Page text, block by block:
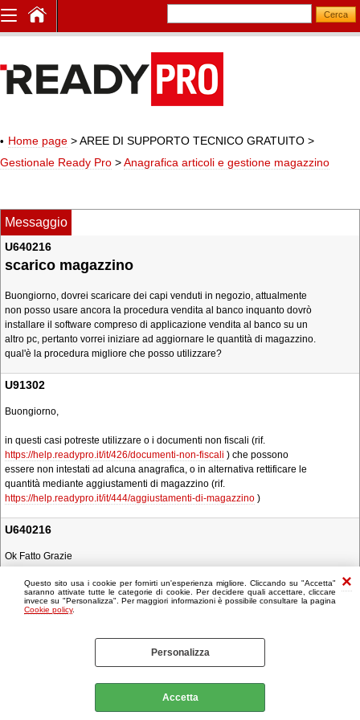
Questo sito usa i cookie per fornirti un'esperienza migliore. Cliccando su "Accetta"
saranno attivate tutte le categorie di cookie. Per decidere quali accettare, cliccare
invece su "Personalizza". Per maggiori informazioni è possibile consultare la pagina
Cookie policy.
Personalizza
Accetta
Home page > AREE DI SUPPORTO TECNICO GRATUITO >
Gestionale Ready Pro >Anagrafica articoli e gestione magazzino
Messaggio
U640216
scarico magazzino
Buongiorno, dovrei scaricare dei capi venduti in negozio, attualmente
non posso usare ancora la procedura vendita al banco inquanto dovrò
installare il software compreso di applicazione vendita al banco su un
altro pc, pertanto vorrei iniziare ad aggiornare le quantità di magazzino.
qual'è la procedura migliore che posso utilizzare?
U91302
Buongiorno,
in questi casi potreste utilizzare o i documenti non fiscali (rif.
https://help.readypro.it/it/426/documenti-non-fiscali ) che possono
essere non intestati ad alcuna anagrafica, o in alternativa rettificare le
quantità mediante aggiustamenti di magazzino (rif.
https://help.readypro.it/it/444/aggiustamenti-di-magazzino )
U640216
Ok Fatto Grazie